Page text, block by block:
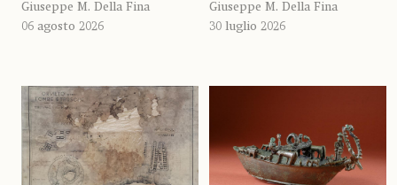
Giuseppe M. Della Fina
06 agosto 2026
Giuseppe M. Della Fina
30 luglio 2026